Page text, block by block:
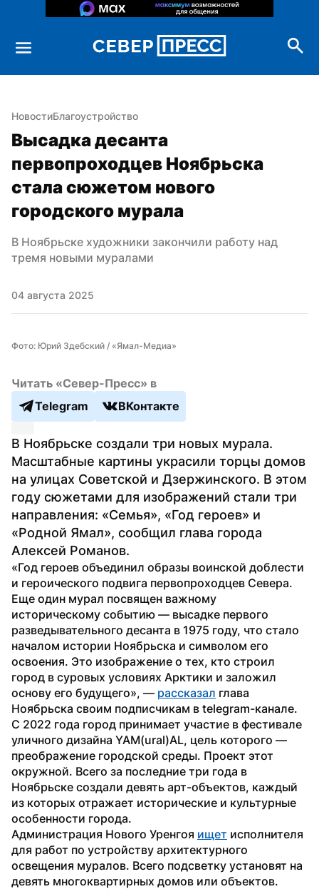
НовостиБлагоустройство
Высадка десанта
первопроходцев Ноябрьска
стала сюжетом нового
городского мурала
В Ноябрьске художники закончили работу над
тремя новыми муралами
04 августа 2025
Фото: Юрий Здебский / «Ямал-Медиа»
Читать «Север-Пресс» в
Telegram
ВКонтакте
В Ноябрьске создали три новых мурала.
Масштабные картины украсили торцы домов
на улицах Советской и Дзержинского. В этом
году сюжетами для изображений стали три
направления: «Семья», «Год героев» и
«Родной Ямал», сообщил глава города
Алексей Романов.
«Год героев объединил образы воинской доблести
и героического подвига первопроходцев Севера.
Еще один мурал посвящен важному
историческому событию — высадке первого
разведывательного десанта в 1975 году, что стало
началом истории Ноябрьска и символом его
освоения. Это изображение о тех, кто строил
город в суровых условиях Арктики и заложил
основу его будущего», — рассказал глава
Ноябрьска своим подписчикам в telegram-канале.
С 2022 года город принимает участие в фестивале
уличного дизайна YAM(ural)AL, цель которого —
преображение городской среды. Проект этот
окружной. Всего за последние три года в
Ноябрьске создали девять арт-объектов, каждый
из которых отражает исторические и культурные
особенности города.
Администрация Нового Уренгоя ищет исполнителя
для работ по устройству архитектурного
освещения муралов. Всего подсветку установят на
девять многоквартирных домов или объектов.